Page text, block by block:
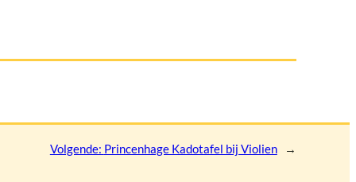
Volgende: Princenhage Kadotafel bij Violien →